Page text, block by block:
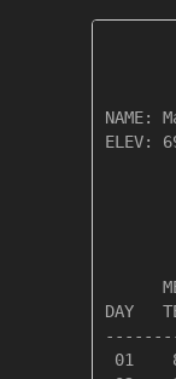
ELEV:
DAY
01